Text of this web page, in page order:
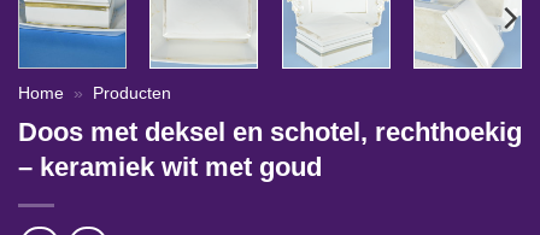
Home » Producten
Doos met deksel en schotel, rechthoekig
– keramiek wit met goud